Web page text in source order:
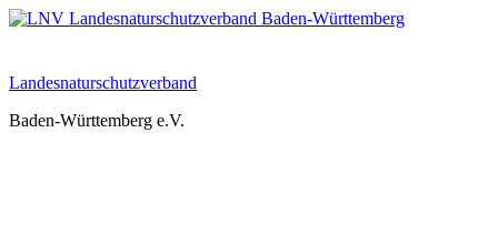
Zum
Landesnaturschutzverband
Baden-Württemberg e.V.